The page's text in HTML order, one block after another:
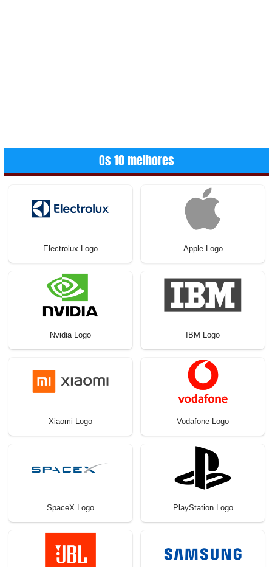
Os 10 melhores
Electrolux Logo Apple Logo
Nvidia Logo IBM Logo
Xiaomi Logo Vodafone Logo
SpaceX Logo PlayStation Logo